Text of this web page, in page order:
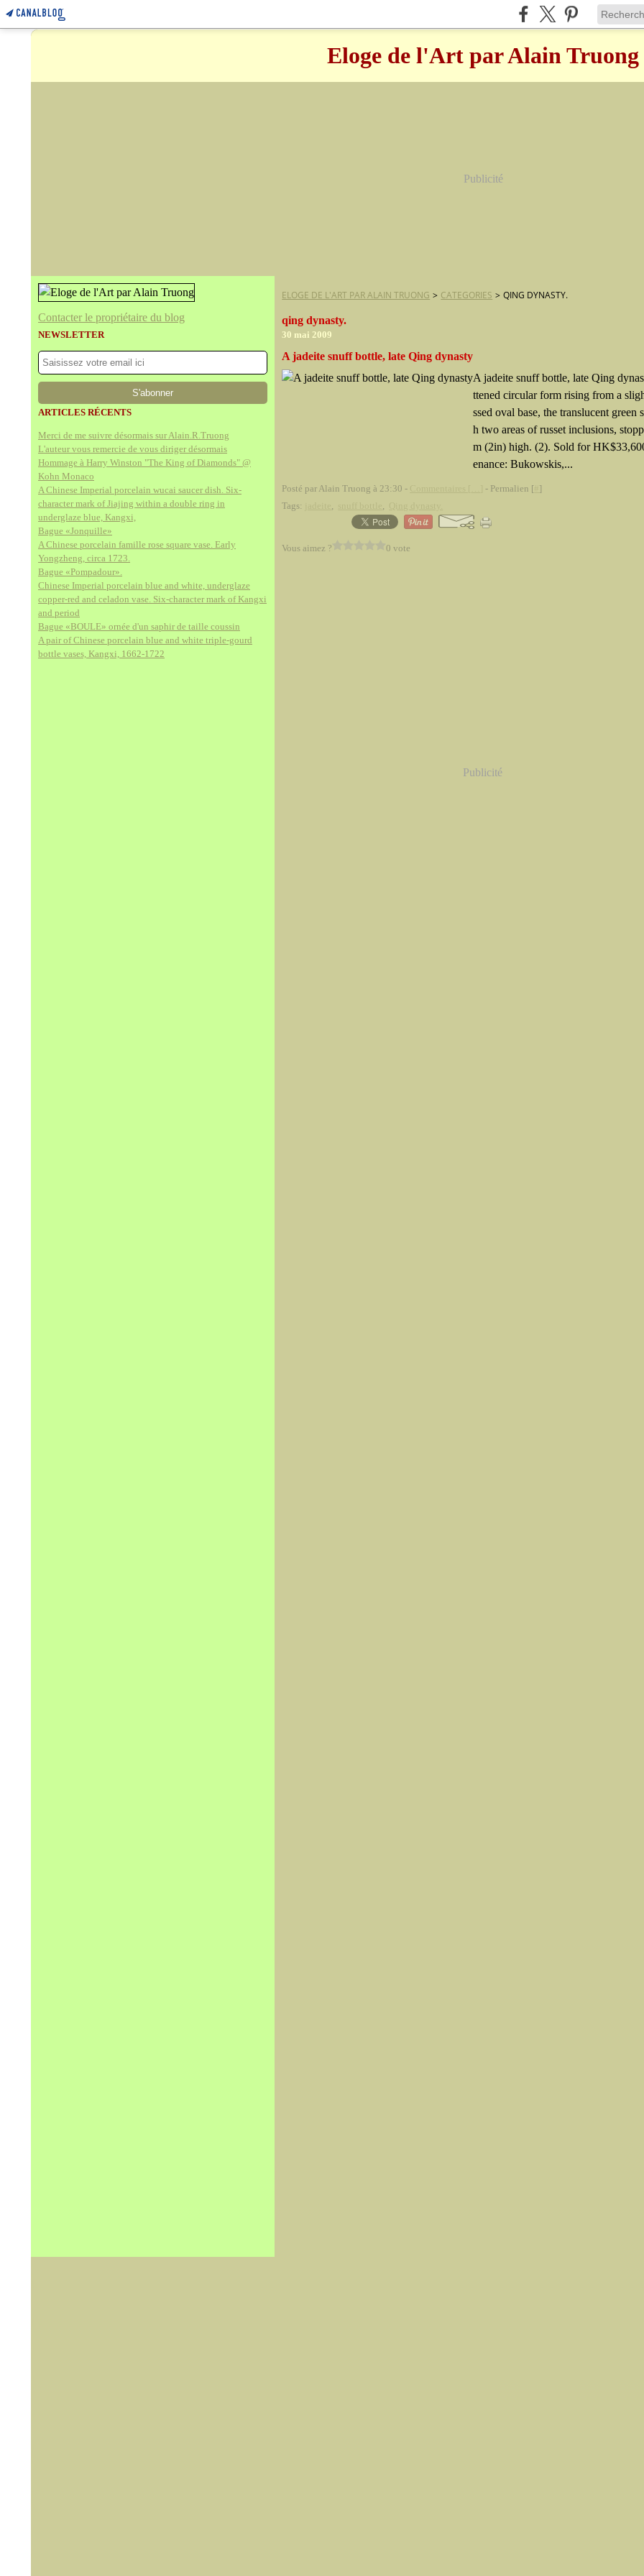
Eloge de l'Art par Alain Truong
Publicité
Contacter le propriétaire du blog
NEWSLETTER
ARTICLES RÉCENTS
Merci de me suivre désormais sur Alain.R.Truong
L'auteur vous remercie de vous diriger désormais
Hommage à Harry Winston "The King of Diamonds" @
Kohn Monaco
A Chinese Imperial porcelain wucai saucer dish. Six-
character mark of Jiajing within a double ring in
underglaze blue, Kangxi,
Bague «Jonquille»
A Chinese porcelain famille rose square vase. Early
Yongzheng, circa 1723.
Bague «Pompadour».
Chinese Imperial porcelain blue and white, underglaze
copper-red and celadon vase. Six-character mark of Kangxi
and period
Bague «BOULE» ornée d'un saphir de taille coussin
A pair of Chinese porcelain blue and white triple-gourd
bottle vases, Kangxi, 1662-1722
ELOGE DE L'ART PAR ALAIN TRUONG > CATEGORIES > QING DYNASTY.
qing dynasty.
30 mai 2009
A jadeite snuff bottle, late Qing dynasty
A jadeite snuff bottle, late Qing
ttened circular form rising from a
ssed oval base, the translucent green
h two areas of russet inclusions,
m (2in) high. (2). Sold for
enance: Bukowskis,...
Posté par Alain Truong à 23:30 - - Permalien [ ]
Tags:
, ,
Vous aimez ? 0 vote
Publicité